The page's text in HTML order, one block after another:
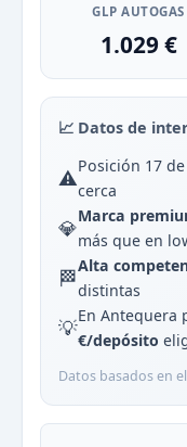
GLP AUTOGAS
1.029 €
📈 Datos de
⚠️Posición 17
cerca
💎Marca
más que en
🏁Alta
distintas
💡En Antequera
€/depósito
Datos basados en el